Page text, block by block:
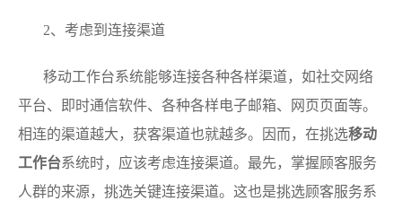
2、考虑到连接渠道
移动工作台系统能够连接各种各样渠道，如社交网络
平台、即时通信软件、各种各样电子邮箱、网页页面等。
相连的渠道越大，获客渠道也就越多。因而，在挑选移动
工作台系统时，应该考虑连接渠道。最先，掌握顾客服务
人群的来源，挑选关键连接渠道。这也是挑选顾客服务系